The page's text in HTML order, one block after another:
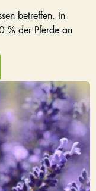
betreffen. In
% der Pferde an